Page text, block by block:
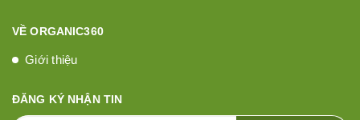
VỀ ORGANIC360
Giới thiệu
ĐĂNG KÝ NHẬN TIN